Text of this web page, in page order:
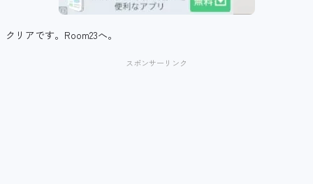
クリアです。Room23へ。
スポンサーリンク